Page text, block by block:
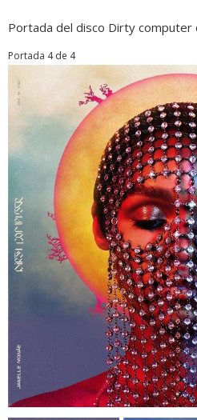
Portada del disco Dirty computer
Portada 4 de 4